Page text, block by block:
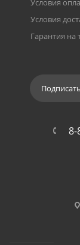
Условия
Условия
Гарантия на
8-